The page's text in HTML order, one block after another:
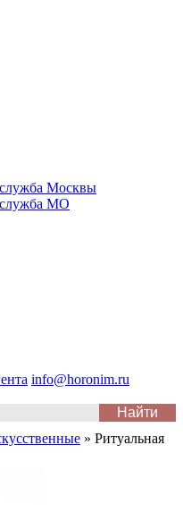
служба Москвы
служба МО
info@horonim.ru
» Ритуальная